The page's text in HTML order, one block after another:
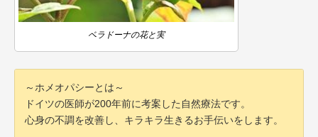
ベラドーナの花と実
～ホメオパシーとは～
ドイツの医師が200年前に考案した自然療法です。
心身の不調を改善し、キラキラ生きるお手伝いをします。